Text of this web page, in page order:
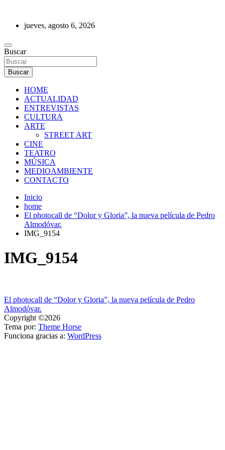
contenidojueves, agosto 6, 2026
REVISTA DE PRENSA
Buscar
Buscar
HOME
ACTUALIDAD
ENTREVISTAS
CULTURA
ARTE
STREET ART
CINE
TEATRO
MÚSICA
MEDIOAMBIENTE
CONTACTO
Inicio
home
El photocall de “Dolor y Gloria”, la nueva película de Pedro
Almodóvar.
IMG_9154
IMG_9154
Navegación
de
entradas
El photocall de “Dolor y Gloria”, la nueva película de Pedro
Almodóvar.
Copyright ©2026
Tema por: Theme Horse
Funciona gracias a: WordPress